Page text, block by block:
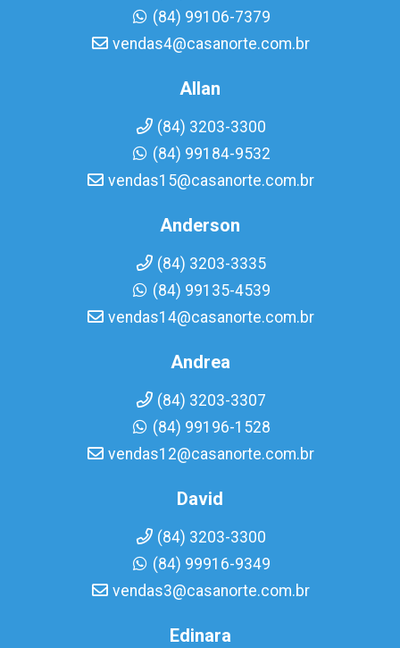
(84) 99106-7379
vendas4@casanorte.com.br
Allan
(84) 3203-3300
(84) 99184-9532
vendas15@casanorte.com.br
Anderson
(84) 3203-3335
(84) 99135-4539
vendas14@casanorte.com.br
Andrea
(84) 3203-3307
(84) 99196-1528
vendas12@casanorte.com.br
David
(84) 3203-3300
(84) 99916-9349
vendas3@casanorte.com.br
Edinara